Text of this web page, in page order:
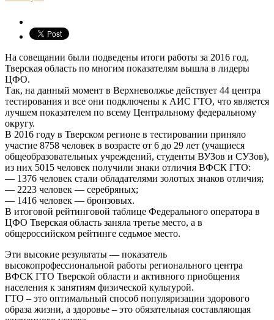
На совещании были подведены итоги работы за 2016 год.
Тверская область по многим показателям вышла в лидеры
ЦФО.
Так, на данный момент в Верхневолжье действует 44 центра
тестирования и все они подключены к АИС ГТО, что является
лучшем показателем по всему Центральному федеральному
округу.
В 2016 году в Тверском регионе в тестировании приняло
участие 8758 человек в возрасте от 6 до 29 лет (учащиеся
общеобразовательных учреждений, студенты ВУЗов и СУЗов),
из них 5015 человек получили знаки отличия ВФСК ГТО:
— 1376 человек стали обладателями золотых знаков отличия;
— 2223 человек — серебряных;
— 1416 человек — бронзовых.
В итоговой рейтинговой таблице Федерального оператора в
ЦФО Тверская область заняла третье место, а в
общероссийском рейтинге седьмое место.
Эти высокие результаты — показатель
высокопрофессиональной работы регионального центра
ВФСК ГТО Тверской области и активного приобщения
населения к занятиям физической культурой.
ГТО – это оптимальный способ популяризации здорового
образа жизни, а здоровье – это обязательная составляющая